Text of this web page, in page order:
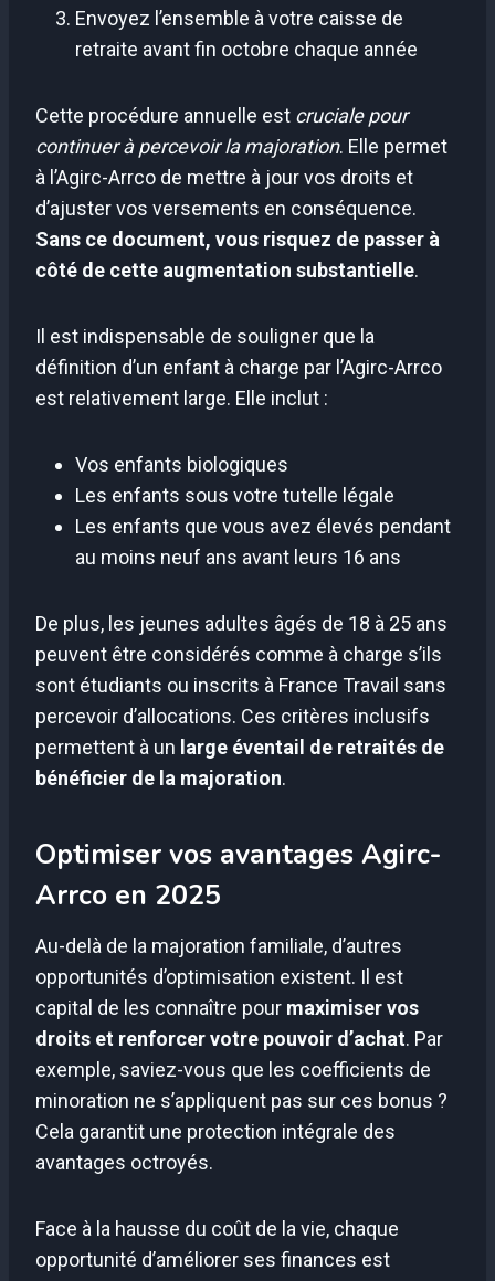
Envoyez l’ensemble à votre caisse de
retraite avant fin octobre chaque année
Cette procédure annuelle est cruciale pour
continuer à percevoir la majoration. Elle permet
à l’Agirc-Arrco de mettre à jour vos droits et
d’ajuster vos versements en conséquence.
Sans ce document, vous risquez de passer à
côté de cette augmentation substantielle.
Il est indispensable de souligner que la
définition d’un enfant à charge par l’Agirc-Arrco
est relativement large. Elle inclut :
Vos enfants biologiques
Les enfants sous votre tutelle légale
Les enfants que vous avez élevés pendant
au moins neuf ans avant leurs 16 ans
De plus, les jeunes adultes âgés de 18 à 25 ans
peuvent être considérés comme à charge s’ils
sont étudiants ou inscrits à France Travail sans
percevoir d’allocations. Ces critères inclusifs
permettent à un large éventail de retraités de
bénéficier de la majoration.
Optimiser vos avantages Agirc-
Arrco en 2025
Au-delà de la majoration familiale, d’autres
opportunités d’optimisation existent. Il est
capital de les connaître pour maximiser vos
droits et renforcer votre pouvoir d’achat. Par
exemple, saviez-vous que les coefficients de
minoration ne s’appliquent pas sur ces bonus ?
Cela garantit une protection intégrale des
avantages octroyés.
Face à la hausse du coût de la vie, chaque
opportunité d’améliorer ses finances est